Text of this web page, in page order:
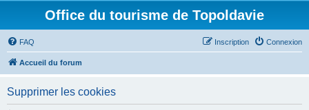
Office du tourisme de Topoldavie
FAQ Connexion
Inscription
Accueil du forum
Supprimer les cookies